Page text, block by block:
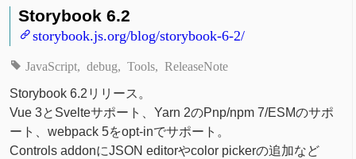
Storybook 6.2
storybook.js.org/blog/storybook-6-2/
JavaScript debug Tools ReleaseNote
Storybook 6.2リリース。
Vue 3とSvelteサポート、Yarn 2のPnp/npm 7/ESMのサポ
ート、webpack 5をopt-inでサポート。
Controls addonにJSON editorやcolor pickerの追加など